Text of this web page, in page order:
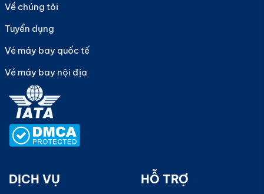
Về chúng tôi
Tuyển dụng
Vé máy bay quốc tế
Vé máy bay nội địa
DỊCH VỤ HỖ TRỢ